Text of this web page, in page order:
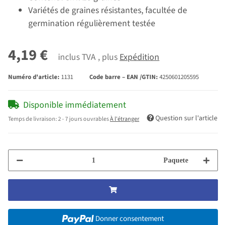
Variétés de graines résistantes, facultée de
germination régulièrement testée
4,19 € inclus TVA , plusExpédition
Numéro d'article: 1131 Code barre – EAN /GTIN: 4250601205595
Disponible immédiatement
Temps de livraison:2 - 7 jours ouvrablesÀ l'étranger Question sur l'article
Paquete
Donner consentement